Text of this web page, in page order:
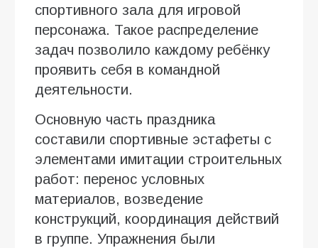
спортивного зала для игровой
персонажа. Такое распределение
задач позволило каждому ребёнку
проявить себя в командной
деятельности.
Основную часть праздника
составили спортивные эстафеты с
элементами имитации строительных
работ: перенос условных
материалов, возведение
конструкций, координация действий
в группе. Упражнения были